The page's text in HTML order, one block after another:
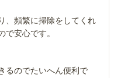
、頻繁に掃除をしてくれ
で安心です。
るのでたいへん便利で